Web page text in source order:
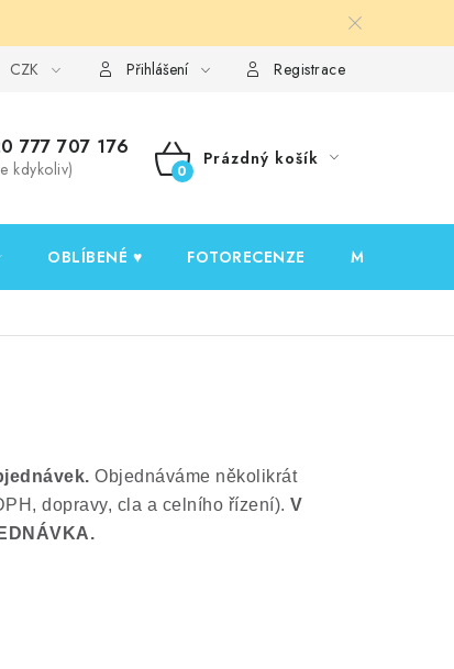
osobních údajů Ověřování recenzí
CZK Přihlášení Registrace
777 707 176
kdykoliv)
NÁKUPNÍ
Prázdný košík
OBLÍBENÉ ♥️ FOTORECENZE MOJE
Objednáváme několikrát
dopravy, cla a celního řízení). V